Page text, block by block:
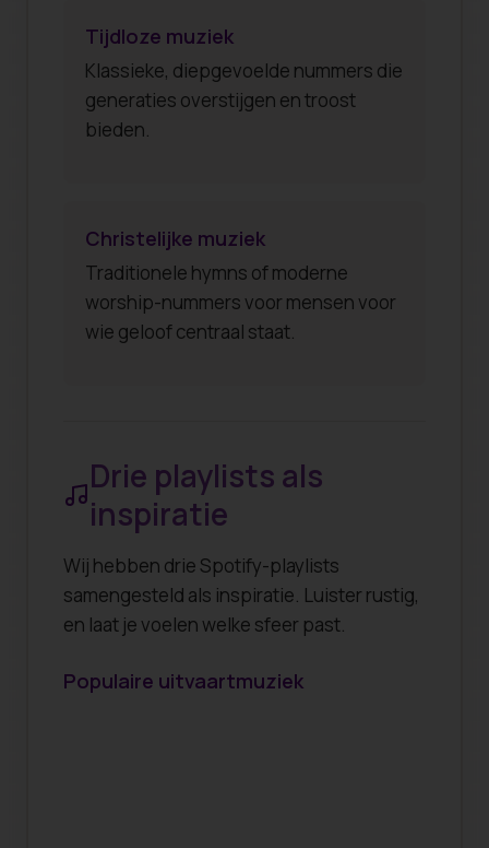
Tijdloze muziek
Klassieke, diepgevoelde nummers die
generaties overstijgen en troost
bieden.
Christelijke muziek
Traditionele hymns of moderne
worship-nummers voor mensen voor
wie geloof centraal staat.
Drie playlists als
inspiratie
Wij hebben drie Spotify-playlists
samengesteld als inspiratie. Luister rustig,
en laat je voelen welke sfeer past.
Populaire uitvaartmuziek